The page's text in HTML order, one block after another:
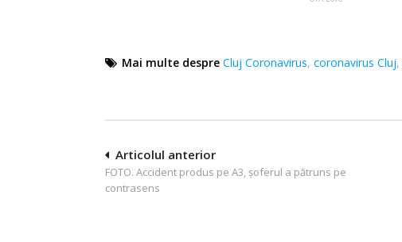
Mai multe despre Cluj Coronavirus, coronavirus Cluj,
Navigare
în
Articolul anterior
FOTO. Accident produs pe A3, șoferul a pătruns pe
contrasens